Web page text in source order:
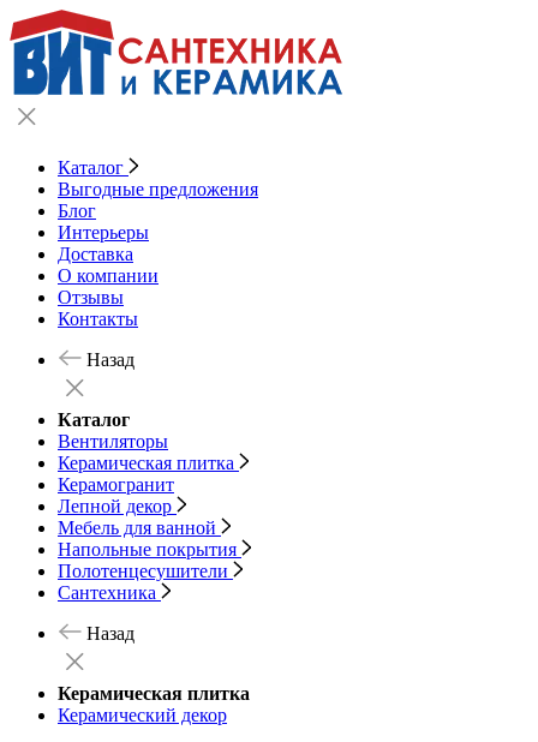
Каталог
Выгодные предложения
Блог
Интерьеры
Доставка
О компании
Отзывы
Контакты
Назад
Каталог
Вентиляторы
Керамическая плитка
Керамогранит
Лепной декор
Мебель для ванной
Напольные покрытия
Полотенцесушители
Сантехника
Назад
Керамическая плитка
Керамический декор